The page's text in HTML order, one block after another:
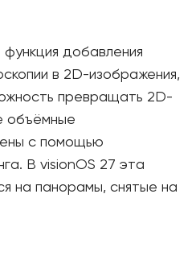
функция добавления
в 2D-изображения,
превращать 2D-
объёмные
с помощью
В visionOS 27 эта
на панорамы, снятые на